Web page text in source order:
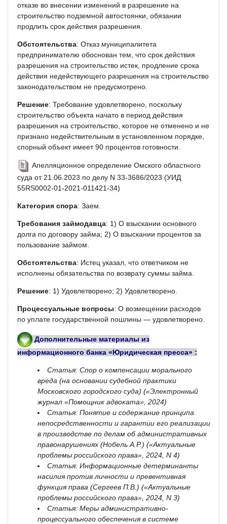
отказе во внесении изменений в разрешение на
строительство подземной автостоянки, обязании
продлить срок действия разрешения.
Обстоятельства: Отказ муниципалитета
предпринимателю обоснован тем, что срок действия
разрешения на строительство истек, продление срока
действия недействующего разрешения на строительство
законодательством не предусмотрено.
Решение: Требование удовлетворено, поскольку
строительство объекта начато в период действия
разрешения на строительство, которое не отменено и не
признано недействительным в установленном порядке,
спорный объект имеет 90 процентов готовности.
Апелляционное определение Омского областного
суда от 21.06.2023 по делу N 33-3686/2023 (УИД
55RS0002-01-2021-011421-34)
Категория спора: Заем.
Требования займодавца: 1) О взыскании основного
долга по договору займа; 2) О взыскании процентов за
пользование займом.
Обстоятельства: Истец указал, что ответчиком не
исполнены обязательства по возврату суммы займа.
Решение: 1) Удовлетворено; 2) Удовлетворено.
Процессуальные вопросы: О возмещении расходов
по уплате государственной пошлины — удовлетворено.
Дополнительныематериалы из
информационного банка «Юридическая пресса» :
Статья: Спор о компенсации морального
вреда (на основании судебной практики
Московского городского суда) («Электронный
журнал «Помощник адвоката», 2024)
Статья: Понятие и содержание принципа
непосредственности и гарантии его реализации
в производстве по делам об административных
правонарушениях (Нобель А.Р.) («Актуальные
проблемы российского права», 2024, N 4)
Статья: Информационные детерминанты
насилия против личности и превентивная
функция права (Сергеев П.В.) («Актуальные
проблемы российского права», 2024, N 3)
Статья: Меры административно-
процессуального обеспечения в системе